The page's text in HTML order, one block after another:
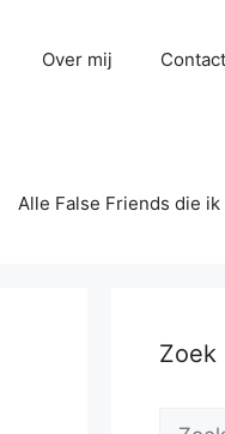
Over mij Contact
Alle False Friends die
Zoek
Zoek